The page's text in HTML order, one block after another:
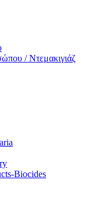
/ Ντεμακιγιάζ
Biocides